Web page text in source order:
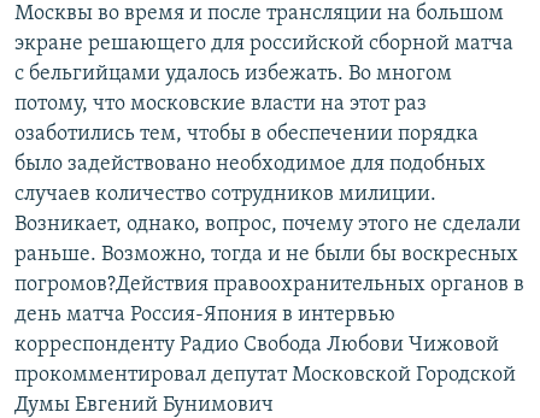
Москвы во время и после трансляции на большом
экране решающего для российской сборной матча
с бельгийцами удалось избежать. Во многом
потому, что московские власти на этот раз
озаботились тем, чтобы в обеспечении порядка
было задействовано необходимое для подобных
случаев количество сотрудников милиции.
Возникает, однако, вопрос, почему этого не сделали
раньше. Возможно, тогда и не были бы воскресных
погромов?Действия правоохранительных органов в
день матча Россия-Япония в интервью
корреспонденту Радио Свобода Любови Чижовой
прокомментировал депутат Московской Городской
Думы Евгений Бунимович